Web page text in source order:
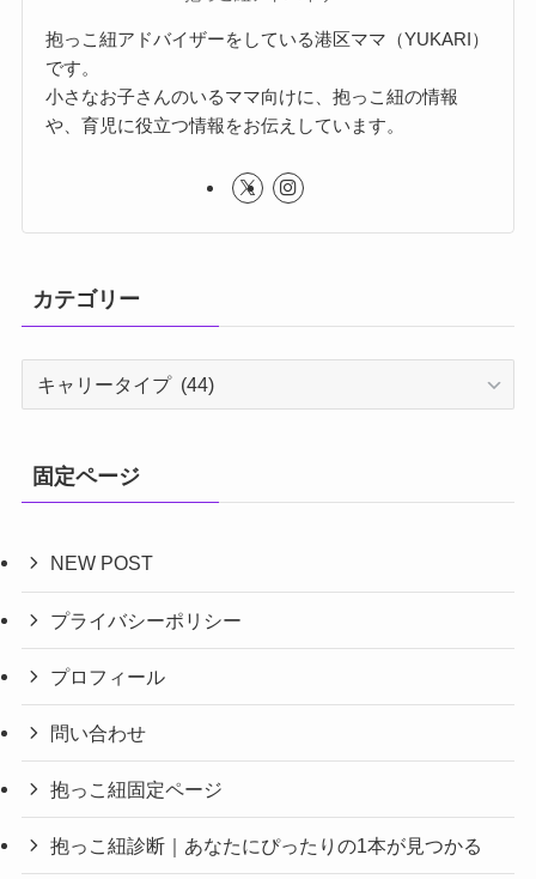
抱っこ紐アドバイザーをしている港区ママ（YUKARI）
です。
小さなお子さんのいるママ向けに、抱っこ紐の情報
や、育児に役立つ情報をお伝えしています。
カテゴリー
リ
ー
固定ページ
NEW POST
プライバシーポリシー
プロフィール
問い合わせ
抱っこ紐固定ページ
抱っこ紐診断｜あなたにぴったりの1本が見つかる